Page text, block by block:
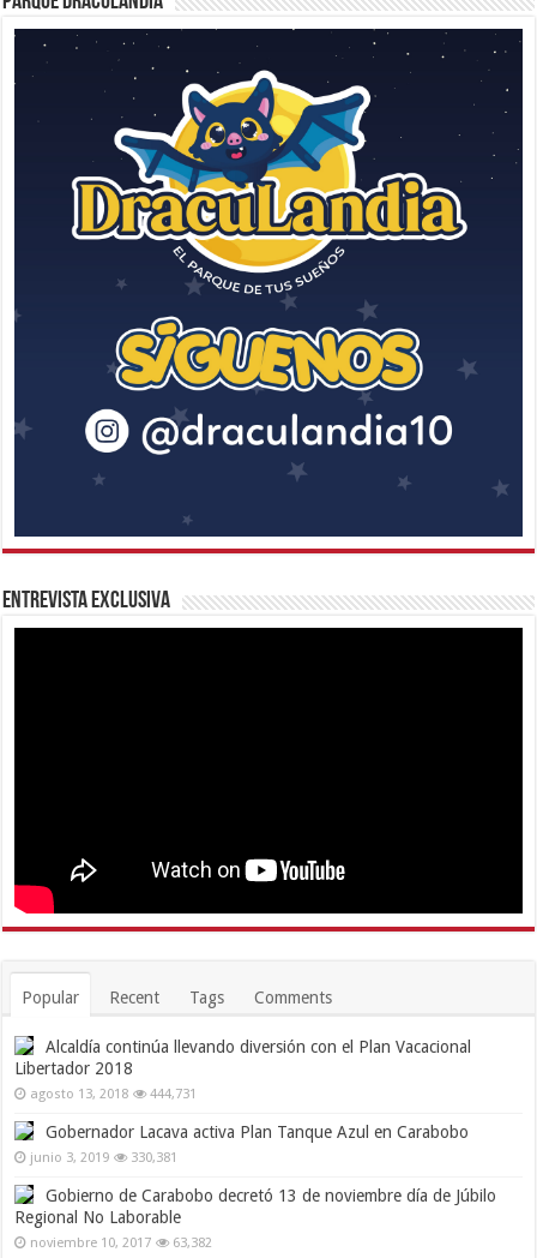
Entrevista Exclusiva
Popular Recent Tags Comments
Alcaldía continúa llevando diversión con el Plan Vacacional
Libertador 2018
agosto 13, 2018 444,731
Gobernador Lacava activa Plan Tanque Azul en Carabobo
junio 3, 2019 330,381
Gobierno de Carabobo decretó 13 de noviembre día de Júbilo
Regional No Laborable
noviembre 10, 2017 63,382